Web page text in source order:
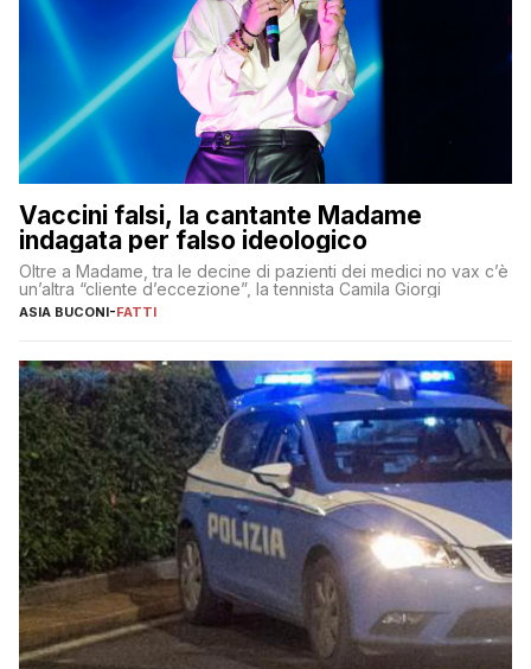
Vaccini falsi, la cantante Madame
indagata per falso ideologico
Oltre a Madame, tra le decine di pazienti dei medici no vax c’è
un’altra “cliente d’eccezione”, la tennista Camila Giorgi
ASIA BUCONI-FATTI